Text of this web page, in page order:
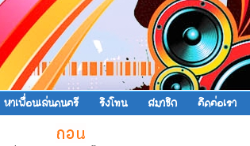
หาเพื่อนเล่นดนตรี ริงโทน สมาชิก ติดต่อเรา